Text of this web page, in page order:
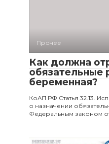
Прочее
Как должна
обязательные
беременная?
КоАП РФ Статья 32.13.
о назначении
Федеральным законом